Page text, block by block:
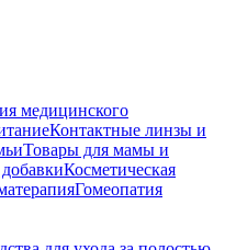
медицинского
Контактные линзы и
Товары для мамы и
Косметическая
Гомеопатия